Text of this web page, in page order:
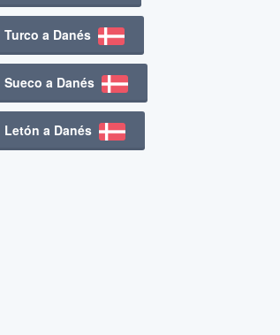
Turco a Danés
Sueco a Danés
Letón a Danés